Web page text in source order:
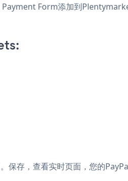
Form添加到
存，查看实时页面，您的